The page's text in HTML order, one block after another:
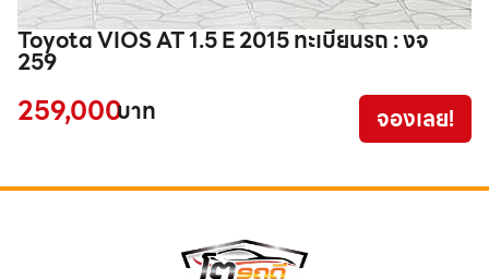
Toyota VIOS AT 1.5 E 2015 ทะเบียนรถ : งจ
259
259,000บาท จองเลย!